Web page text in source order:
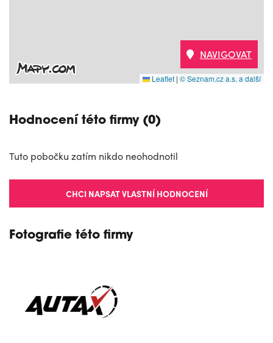
Leaflet | © Seznam.cz a.s. a další
NAVIGOVAT
Hodnocení této firmy (0)
Tuto pobočku zatím nikdo neohodnotil
CHCI NAPSAT VLASTNÍ HODNOCENÍ
Fotografie této firmy